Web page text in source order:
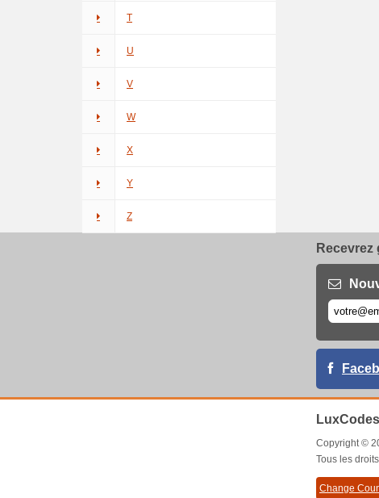
T
U
V
W
X
Y
Z
Recevrez
Copyright ©
Tous les
Change